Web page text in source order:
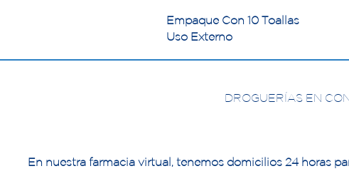
Empaque Con 10 Toallas
Uso Externo
DROGUERÍAS EN
En nuestra farmacia virtual, tenemos domicilios 24 horas